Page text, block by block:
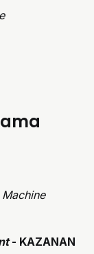
Machine
- KAZANAN